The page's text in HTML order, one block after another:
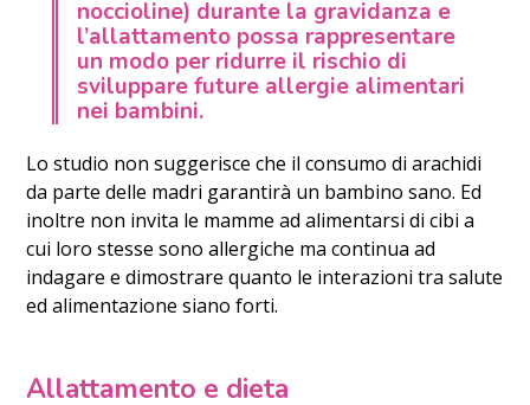
noccioline) durante la gravidanza e
l’allattamento possa rappresentare
un modo per ridurre il rischio di
sviluppare future allergie alimentari
nei bambini.
Lo studio non suggerisce che il consumo di arachidi
da parte delle madri garantirà un bambino sano. Ed
inoltre non invita le mamme ad alimentarsi di cibi a
cui loro stesse sono allergiche ma continua ad
indagare e dimostrare quanto le interazioni tra salute
ed alimentazione siano forti.
Allattamento e dieta